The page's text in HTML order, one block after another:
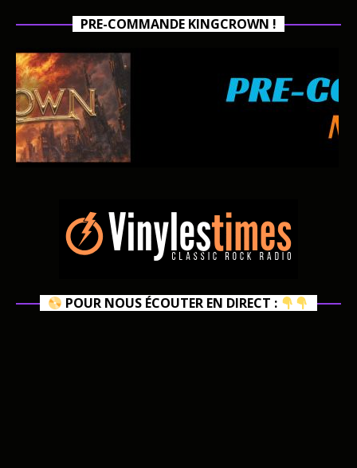
PRE-COMMANDE KINGCROWN !
POUR NOUS ÉCOUTER EN DIRECT :